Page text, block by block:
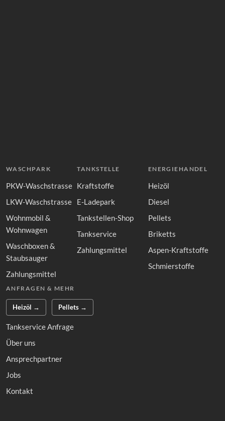
WASCHPARK
PKW-Waschstrasse
LKW-Waschstrasse
Wohnmobil &
Wohnwagen
Waschboxen &
Staubsauger
Zahlungsmittel
TANKSTELLE
Kraftstoffe
E-Ladepark
Tankstellen-Shop
Tankservice
Zahlungsmittel
ENERGIEHANDEL
Heizöl
Diesel
Pellets
Briketts
Aspen-Kraftstoffe
Schmierstoffe
ANFRAGEN & MEHR
Heizöl → Pellets →
Tankservice Anfrage
Über uns
Ansprechpartner
Jobs
Kontakt